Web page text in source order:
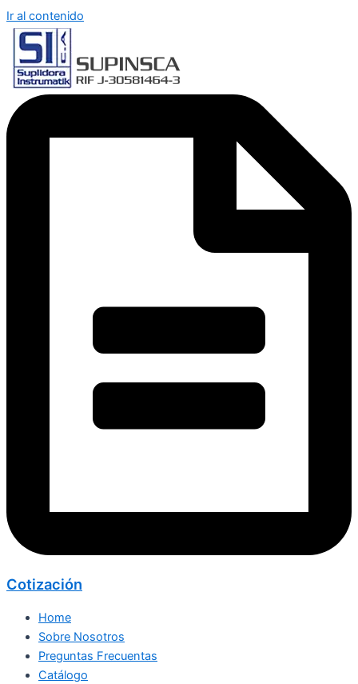
Ir al contenido
Cotización
Home
Sobre Nosotros
Preguntas Frecuentas
Catálogo